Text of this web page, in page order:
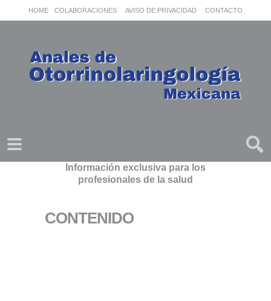
HOME COLABORACIONES AVISO DE PRIVACIDAD CONTACTO
Información exclusiva para los
profesionales de la salud
CONTENIDO